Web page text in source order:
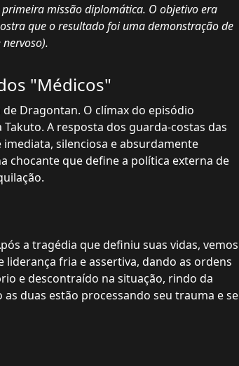
missão diplomática. O objetivo era
que o resultado foi uma demonstração de
"Médicos"
Dragontan. O clímax do episódio
A resposta dos guarda-costas das
silenciosa e absurdamente
chocante que define a política externa de
a tragédia que definiu suas vidas, vemos
liderança fria e assertiva, dando as ordens
e descontraído na situação, rindo da
duas estão processando seu trauma e se